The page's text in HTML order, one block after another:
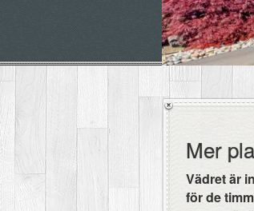
Mer
Vädret är
för de